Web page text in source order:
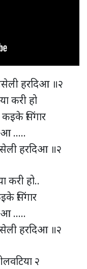
हरदिआ ॥२
करी हो
कइके सिंगार
…..
हरदिआ ॥२
करी हो..
सिंगार
…..
हरदिआ ॥२
२